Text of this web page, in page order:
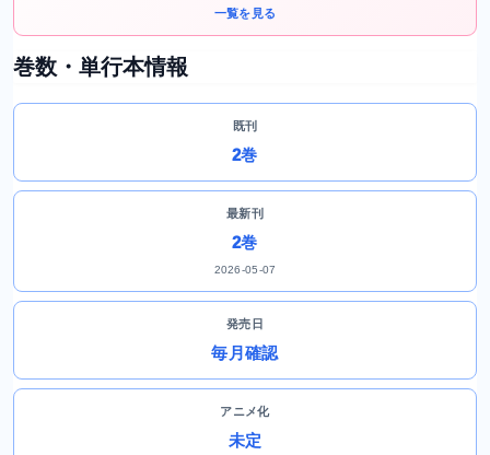
一覧を見る
巻数・単行本情報
既刊
2巻
最新刊
2巻
2026-05-07
発売日
毎月確認
アニメ化
未定